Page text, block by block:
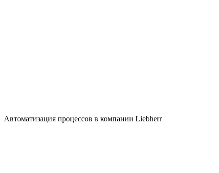
Автоматизация процессов в компании Liebherr